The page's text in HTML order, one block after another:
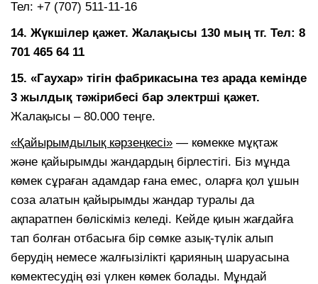
Тел: +7 (707) 511-11-16
14. Жүкшілер қажет. Жалақысы 130 мың тг. Тел: 8
701 465 64 11
15. «Гаухар» тігін фабрикасына тез арада кемінде
3 жылдық тәжірибесі бар электрші қажет.
Жалақысы – 80.000 теңге.
«Қайырымдылық кәрзеңкесі» — көмекке мұқтаж
және қайырымды жандардың бірлестігі. Біз мұнда
көмек сұраған адамдар ғана емес, оларға қол ұшын
соза алатын қайырымды жандар туралы да
ақпаратпен бөліскіміз келеді. Кейде қиын жағдайға
тап болған отбасыға бір сөмке азық-түлік алып
берудің немесе жалғызілікті қарияның шаруасына
көмектесудің өзі үлкен көмек болады. Мұндай